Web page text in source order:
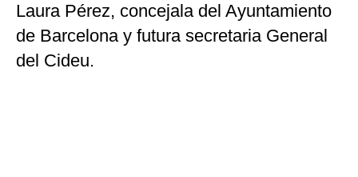
Laura Pérez, concejala del Ayuntamiento
de Barcelona y futura secretaria General
del Cideu.